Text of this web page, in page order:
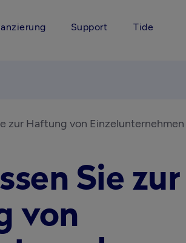
Support Tide
zur Haftung von
Sie zur
von